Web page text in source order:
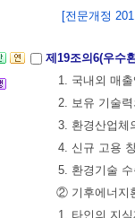
[전문개정
제19조의6(우수
1. 국내외 매
2. 보유 기술
3. 환경산업체
4. 신규 고용
5. 환경기술
② 기후에너지
1. 타인의 지